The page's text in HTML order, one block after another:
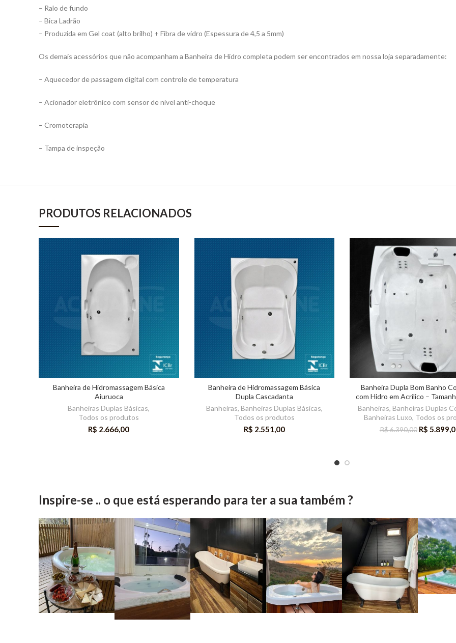
– Ralo de fundo
– Bica Ladrão
– Produzida em Gel coat (alto brilho) + Fibra de vidro (Espessura de 4,5 a 5mm)
Os demais acessórios que não acompanham a Banheira de Hidro completa podem ser encontrados em nossa loja separadamente:
– Aquecedor de passagem digital com controle de temperatura
– Acionador eletrônico com sensor de nível anti-choque
– Cromoterapia
– Tampa de inspeção
PRODUTOS RELACIONADOS
Banheira de Hidromassagem Básica
Aiuruoca
Banheiras Duplas Básicas,
Todos os produtos
R$ 2.666,00
Banheira de Hidromassagem Básica
Dupla Cascadanta
Banheiras, Banheiras Duplas Básicas,
Todos os produtos
R$ 2.551,00
Banheira Dupla Bom Banho
com Hidro em Acrílico –
1,42 X 0,51m
Banheiras, Banheiras Duplas
Banheiras Luxo, Todos os
R$6.390,00 R$
Inspire-se .. o que está esperando para ter a sua também ?